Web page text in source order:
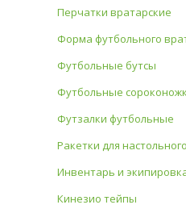
Перчатки вратарские
Форма футбольного
Футбольные бутсы
Футбольные
Футзалки футбольные
Ракетки для
Инвентарь и
Кинезио тейпы